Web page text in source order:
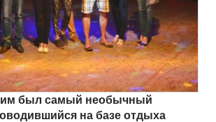
был самый необычный
на базе отдыха